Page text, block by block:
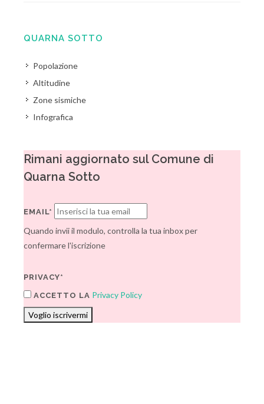
QUARNA SOTTO
Popolazione
Altitudine
Zone sismiche
Infografica
Rimani aggiornato sul Comune di
Quarna Sotto
EMAIL*
Quando invii il modulo, controlla la tua inbox per
confermare l'iscrizione
PRIVACY*
ACCETTO LA Privacy Policy
Voglio iscrivermi